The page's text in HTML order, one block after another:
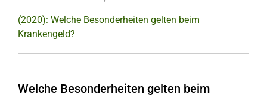
(2020): Welche Besonderheiten gelten beim
Krankengeld?
Welche Besonderheiten gelten beim